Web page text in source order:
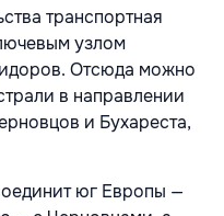
транспортная
узлом
Отсюда можно
в направлении
и Бухареста,
юг Европы —